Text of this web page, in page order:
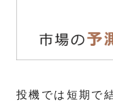
投機では短期で